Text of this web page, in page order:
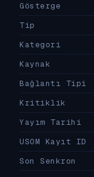
Gösterge
Tip
Kategori
Kaynak
Bağlantı Tipi
Kritiklik
Yayım Tarihi
USOM Kayıt ID
Son Senkron